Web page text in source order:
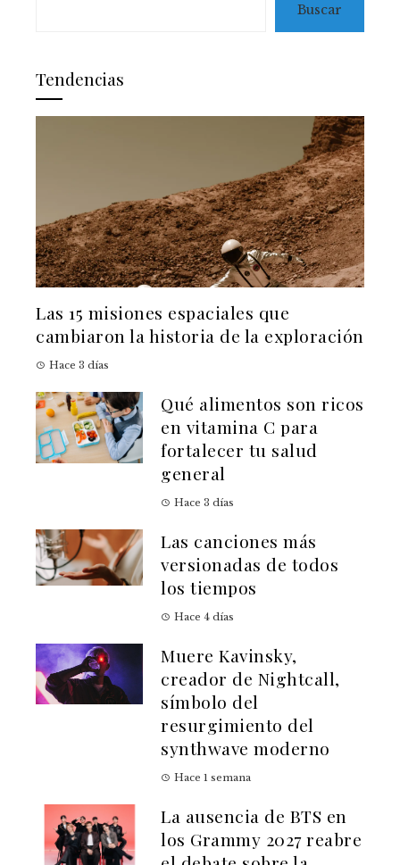
Buscar
Tendencias
Las 15 misiones espaciales que
cambiaron la historia de la exploración
Hace 3 días
Qué alimentos son ricos
en vitamina C para
fortalecer tu salud
general
Hace 3 días
Las canciones más
versionadas de todos
los tiempos
Hace 4 días
Muere Kavinsky,
creador de Nightcall,
símbolo del
resurgimiento del
synthwave moderno
Hace 1 semana
La ausencia de BTS en
los Grammy 2027 reabre